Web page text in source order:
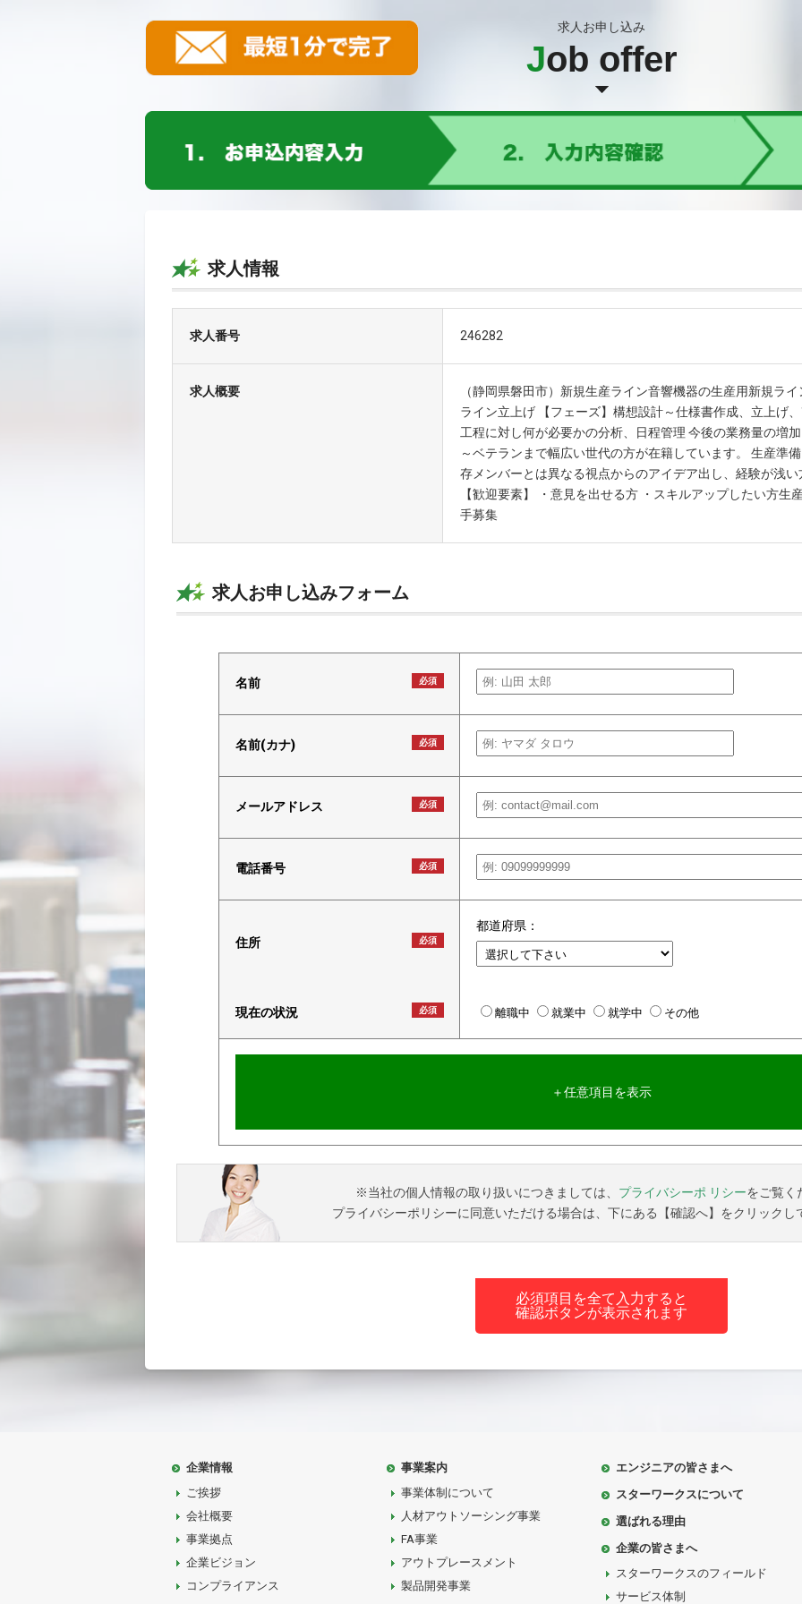
求人お申し込み
Job offer
求人情報
求人番号 246282
求人概要
（静岡県磐田市）新規生産ライン音響機器の生産用新規ラ
ライン立上げ 【フェーズ】構想設計～仕様書作成、立上げ
工程に対し何が必要かの分析、日程管理 今後の業務量の増
～ベテランまで幅広い世代の方が在籍しています。 生産準
存メンバーとは異なる視点からのアイデア出し、経験が浅
【歓迎要素】 ・意見を出せる方 ・スキルアップしたい方生
手募集
求人お申し込みフォーム
名前 必須
名前(カナ) 必須
メールアドレス 必須
電話番号 必須
住所 必須
都道府県：
現在の状況 必須 離職中 就業中 就学中 その他
＋任意項目を表示
※当社の個人情報の取り扱いにつきましては、 プライバシーポ リシーをご覧く
プライバシーポリシーに同意いただける場合は、下にある【確認へ】をクリックし
必須項目を全て入力すると
確認ボタンが表示されます
企業情報
ご挨拶
会社概要
事業拠点
企業ビジョン
コンプライアンス
事業案内
事業体制について
人材アウトソーシング事業
FA事業
アウトプレースメント
製品開発事業
エンジニアの皆さまへ
スターワークスについて
選ばれる理由
企業の皆さまへ
スターワークスのフィールド
サービス体制